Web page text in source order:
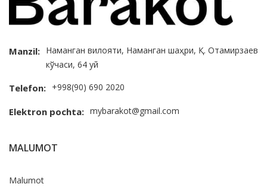
Manzil: Наманган вилояти, Наманган шаҳри, Қ. Отамирзаев
кўчаси, 64 уй
Telefon: +998(90) 690 2020
Elektron pochta: mybarakot@gmail.com
MALUMOT
Malumot